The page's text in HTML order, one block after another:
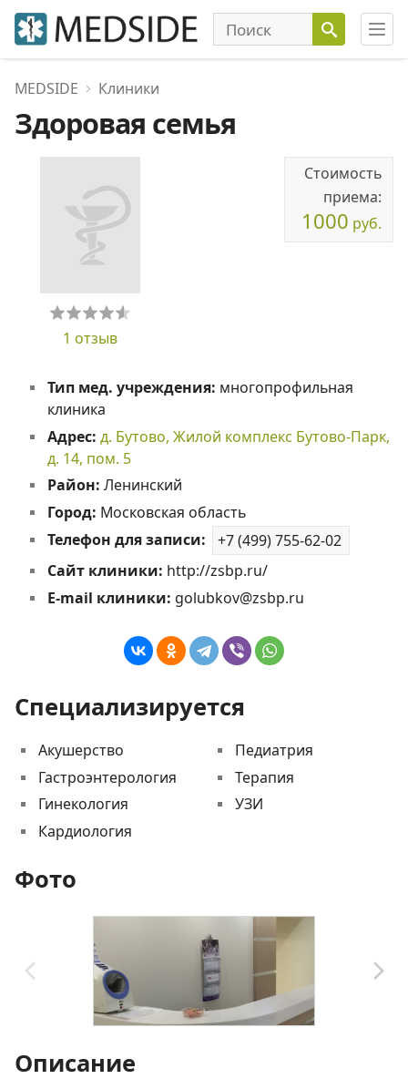
MEDSIDE Клиники
Здоровая семья
Стоимость
приема:
1000 руб.
1 отзыв
Тип мед. учреждения: многопрофильная
клиника
Адрес: д. Бутово, Жилой комплекс Бутово-Парк,
д. 14, пом. 5
Район: Ленинский
Город: Московская область
Телефон для записи:
+7 (499) 755-62-02
Сайт клиники: http://zsbp.ru/
E-mail клиники: golubkov@zsbp.ru
Специализируется
Акушерство
Гастроэнтерология
Гинекология
Кардиология
Педиатрия
Терапия
УЗИ
Фото
Описание